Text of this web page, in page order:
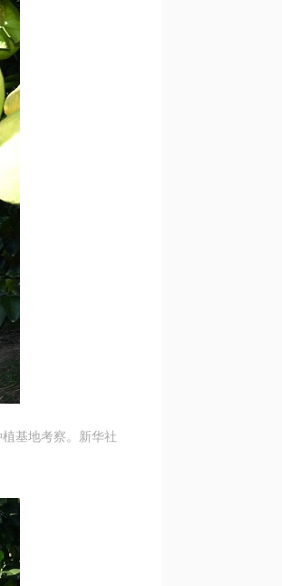
基地考察。新华社